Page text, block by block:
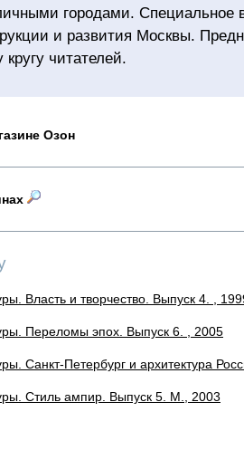
городами. Специальное
и развития Москвы.
читателей.
Озон
Власть и творчество. Выпуск 4. ,
Переломы эпох. Выпуск 6. , 2005
Санкт-Петербург и архитектура
Стиль ампир. Выпуск 5. М., 2003